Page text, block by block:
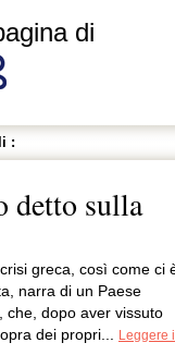
di
:
detto sulla
greca, così come ci
narra di un Paese
che, dopo aver vissuto
dei propri...
Leggere